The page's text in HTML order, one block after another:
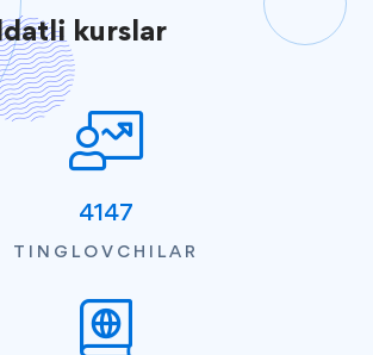
kurslar
4147
TINGLOVCHILAR